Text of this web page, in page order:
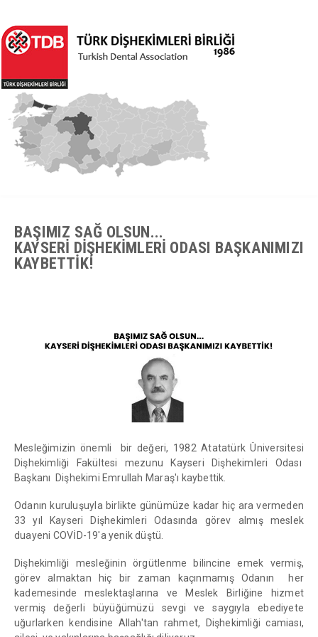
BAŞIMIZ SAĞ OLSUN...
KAYSERİ DİŞHEKİMLERİ ODASI BAŞKANIMIZI
KAYBETTİK!
Mesleğimizin önemli bir değeri, 1982 Atatatürk Üniversitesi
Dişhekimliği Fakültesi mezunu Kayseri Dişhekimleri Odası
Başkanı Dişhekimi Emrullah Maraş'ı kaybettik.
Odanın kuruluşuyla birlikte günümüze kadar hiç ara vermeden
33 yıl Kayseri Dişhekimleri Odasında görev almış meslek
duayeni COVİD-19'a yenik düştü.
Dişhekimliği mesleğinin örgütlenme bilincine emek vermiş,
görev almaktan hiç bir zaman kaçınmamış Odanın her
kademesinde meslektaşlarına ve Meslek Birliğine hizmet
vermiş değerli büyüğümüzü sevgi ve saygıyla ebediyete
uğurlarken kendisine Allah'tan rahmet, Dişhekimliği camiası,